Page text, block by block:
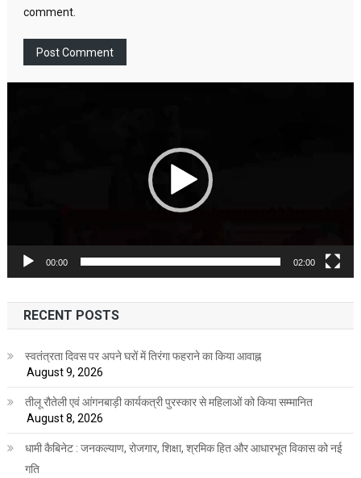
comment.
00:00 02:00
RECENT POSTS
स्वतंत्रता दिवस पर अपने घरों में तिरंगा फहराने का किया आवाह्न
August 9, 2026
तीलू रौतेली एवं आंगनबाड़ी कार्यकत्री पुरस्कार से महिलाओं को किया सम्मानित
August 8, 2026
धामी कैबिनेट : जनकल्याण, रोजगार, शिक्षा, श्रमिक हित और आधारभूत विकास को नई
गति